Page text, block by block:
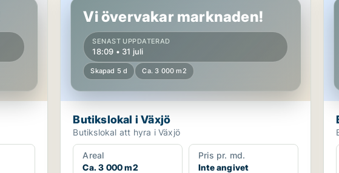
Vi övervakar marknaden!
SENAST UPPDATERAD
18:09 • 31 juli
Skapad 5 d Ca. 3 000 m2
Butikslokal i Växjö
Butikslokal att hyra i Växjö
Areal
Ca. 3 000 m2
Pris pr. md.
Inte angivet